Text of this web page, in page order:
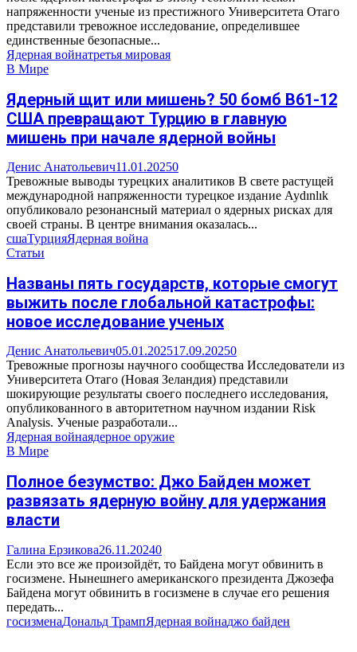
напряженности ученые из престижного Университета Отаго
представили тревожное исследование, определившее
единственные безопасные...
Ядерная войнатретья мировая
В Мире
Ядерный щит или мишень? 50 бомб B61-12
США превращают Турцию в главную
мишень при начале ядерной войны
Денис Анатольевич11.01.20250
Тревожные выводы турецких аналитиков В свете растущей
международной напряженности турецкое издание Aydınlık
опубликовало резонансный материал о ядерных рисках для
своей страны. В центре внимания оказалась...
сшаТурцияЯдерная война
Статьи
Названы пять государств, которые смогут
выжить после глобальной катастрофы:
новое исследование ученых
Денис Анатольевич05.01.202517.09.20250
Тревожные прогнозы научного сообщества Исследователи из
Университета Отаго (Новая Зеландия) представили
шокирующие результаты своего последнего исследования,
опубликованного в авторитетном научном издании Risk
Analysis. Ученые разработали...
Ядерная войнаядерное оружие
В Мире
Полное безумство: Джо Байден может
развязать ядерную войну для удержания
власти
Галина Ерзикова26.11.20240
Если это все же произойдёт, то Байдена могут обвинить в
госизмене. Нынешнего американского президента Джозефа
Байдена могут обвинить в госизмене в случае его решения
передать...
госизменаДональд ТрампЯдерная войнаджо байден